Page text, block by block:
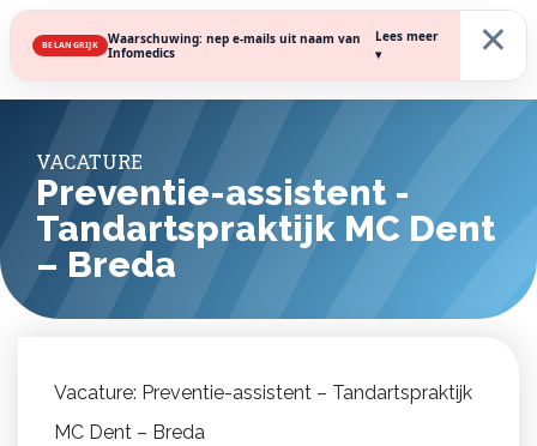
×
BELANGRIJK
Waarschuwing: nep e-mails uit naam van
Infomedics
Lees meer
▾
VACATURE
Preventie-assistent -
Tandartspraktijk MC Dent
– Breda
Vacature: Preventie-assistent – Tandartspraktijk
MC Dent – Breda